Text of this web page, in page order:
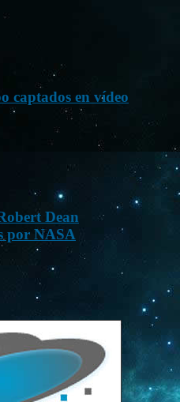
captados en vídeo
Dean
por NASA